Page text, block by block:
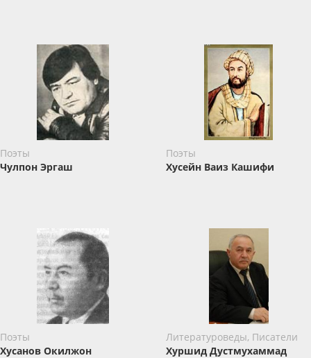
Поэты
Чулпон Эргаш
Поэты
Хусейн Ваиз Кашифи
Поэты
Хусанов Окилжон
Литературоведы, Писатели
Хуршид Дустмухаммад